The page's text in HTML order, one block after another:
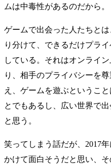
ムは中毒性があるのだから。
ゲームで出会った人たちと
り分けて、できるだけプラ
している。それはオンライ
り、相手のプライバシーを
え、ゲームを遊ぶというこ
とでもあるし、広い世界で
と思う。
笑ってしまう話だが、2017
かけて面白そうだと思い、